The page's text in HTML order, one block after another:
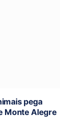
pega
Monte Alegre